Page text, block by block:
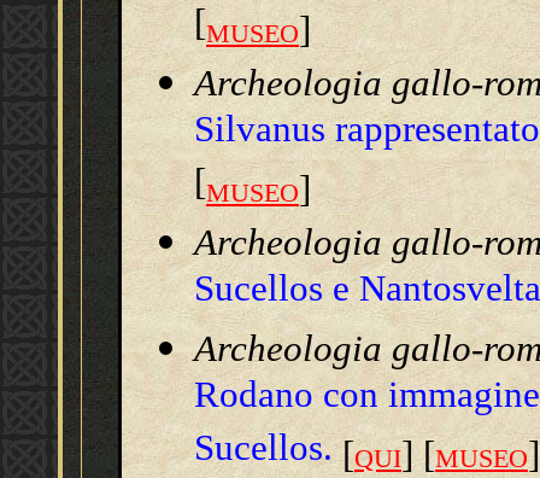
[MUSEO]
Archeologia gallo-
Silvanus
[MUSEO]
Archeologia gallo-
Sucellos e
Archeologia gallo-
Rodano con
Sucellos. [QUI] [MUSEO]